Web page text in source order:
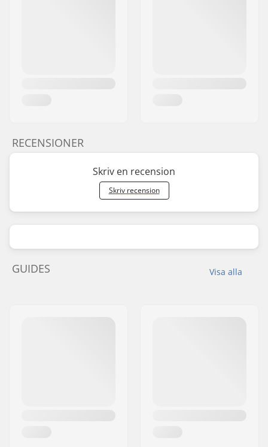
RECENSIONER
Skriv en recension
Skriv recension
Visa alla
GUIDES